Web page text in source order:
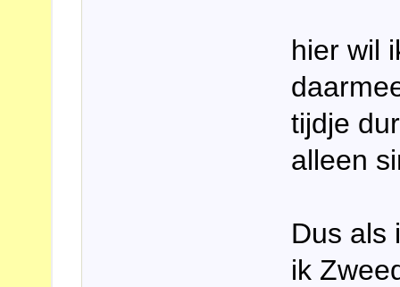
hier wil
tijdje
alleen
Dus als
ik